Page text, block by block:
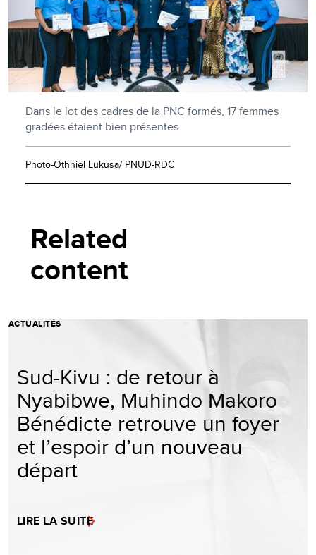
Dans le lot des cadres de la PNC formés, 17 femmes
gradées étaient bien présentes
Photo-Othniel Lukusa/ PNUD-RDC
Related
content
ACTUALITÉS
Sud-Kivu : de retour à
Nyabibwe, Muhindo Makoro
Bénédicte retrouve un foyer
et l’espoir d’un nouveau
départ
LIRE LA SUITE